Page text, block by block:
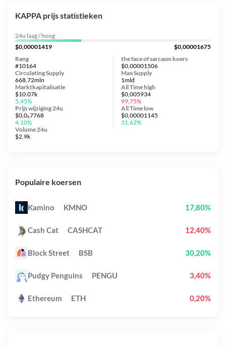
KAPPA prijs statistieken
24u laag / hoog
$0,00001419
$0,00001675
the face of sarcasm koers
$0,00001506
Circulating Supply
668.72mln
Prijs wijziging 24u
$0,0₆7768
4,10%
Max Supply
1mld
Marktkapitalisatie
$10.07k
5,45%
Volume 24u
$2.9k
Rang
#10164
All Timehigh
$0,005934
99,75%
All Time low
$0,00001145
31,62%
Populaire koersen
Kamino KMNO 17,80%
Cash Cat CASHCAT 12,40%
Block Street BSB 30,20%
Pudgy Penguins PENGU 3,40%
Ethereum ETH 0,20%